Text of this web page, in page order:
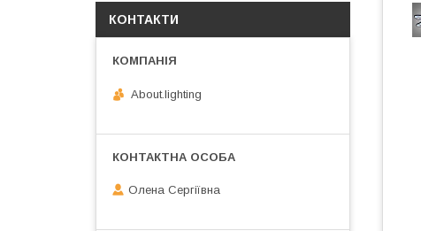
КОНТАКТИ
About.lighting
Олена Сергіївна